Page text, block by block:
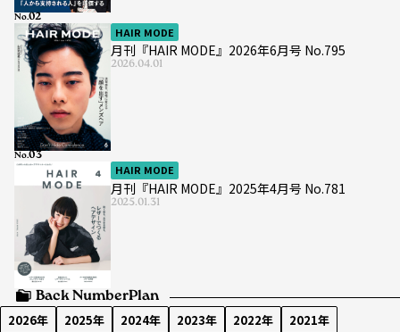
HAIR MODE
月刊『HAIR MODE』2026年6月号 No.795
2026.04.01
No.
HAIR MODE
月刊『HAIR MODE』2025年4月号 No.781
2025.01.31
No.
Back NumberPlan
2026年 2025年 2024年 2023年 2022年
2021年